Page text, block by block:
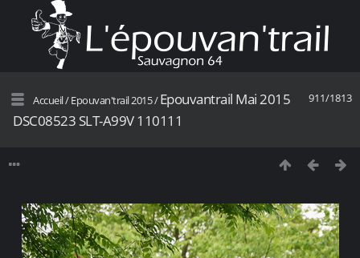
911/1813
Accueil/Epouvan'trail 2015/Epouvantrail Mai 2015
DSC08523 SLT-A99V 110111